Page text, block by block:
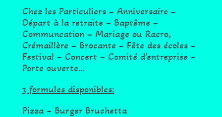
Chez les Particuliers – Anniversaire –
Départ à la retraite – Baptême –
Communcation – Mariage ou Racro,
Crémaillère – Brocante – Fête des écoles –
Festival – Concert – Comité d’entreprise –
Porte ouverte…
3 formules disponibles:
Pizza – Burger Bruchetta